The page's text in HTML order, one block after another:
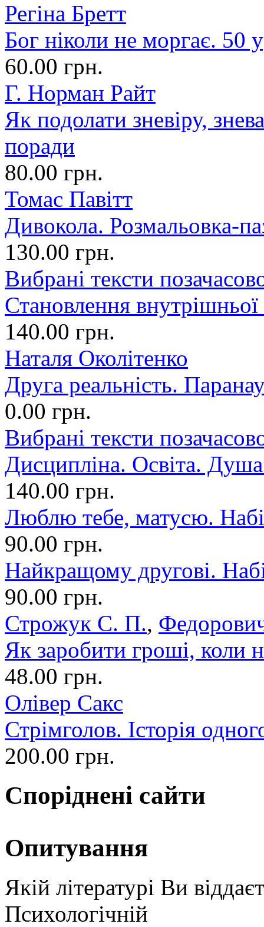
Регіна Бретт
Бог ніколи не моргає. 50
60.00 грн.
Г. Норман Райт
Як подолати зневіру,
поради
80.00 грн.
Томас Павітт
Дивокола. Розмальовка-
130.00 грн.
Вибрані тексти
Становлення
140.00 грн.
Наталя Околітенко
Друга реальність.
0.00 грн.
Вибрані тексти
Дисципліна. Освіта.
140.00 грн.
Люблю тебе, матусю.
90.00 грн.
Найкращому другові.
90.00 грн.
Строжук С. П.,
Як заробити гроші, коли
48.00 грн.
Олівер Сакс
Стрімголов. Історія
200.00 грн.
Споріднені сайти
Опитування
Якій літературі Ви
Психологічній